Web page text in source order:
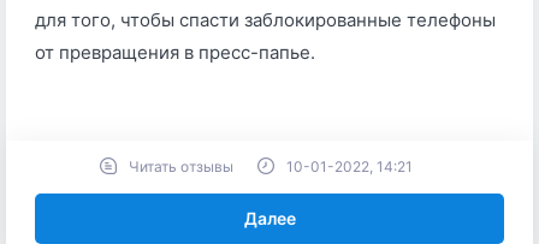
для того, чтобы спасти заблокированные телефоны
от превращения в пресс-папье.
Далее
Читать отзывы 10-01-2022, 14:21